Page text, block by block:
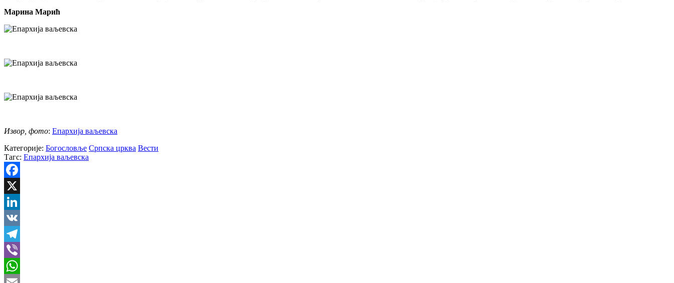
Марина Марић
Извор, фото: Епархија ваљевска
Категорије: Богословље Српска црква Вести
Тагс: Епархија ваљевска
Facebook
X
LinkedIn
VK
Telegram
Viber